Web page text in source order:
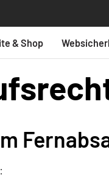
& Shop